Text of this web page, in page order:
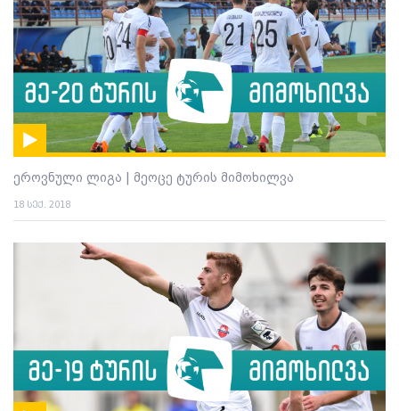
ეროვნული ლიგა | მეოცე ტურის მიმოხილვა
18 სექ. 2018